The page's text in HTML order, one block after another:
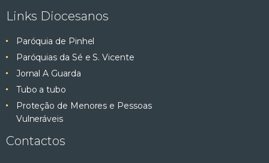
Links Diocesanos
Paróquia de Pinhel
Paróquias da Sé e S. Vicente
Jornal A Guarda
Tubo a tubo
Proteção de Menores e Pessoas
Vulneráveis
Contactos